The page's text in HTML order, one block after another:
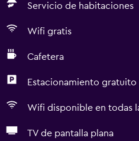
Servicio de habitaciones
Wifi gratis
Cafetera
Estacionamiento gratuito
Wifi disponible en todas
TV de pantalla plana